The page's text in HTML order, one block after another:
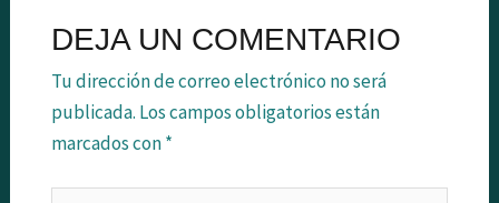
DEJA UN COMENTARIO
Tu dirección de correo electrónico no será
publicada. Los campos obligatorios están
marcados con*